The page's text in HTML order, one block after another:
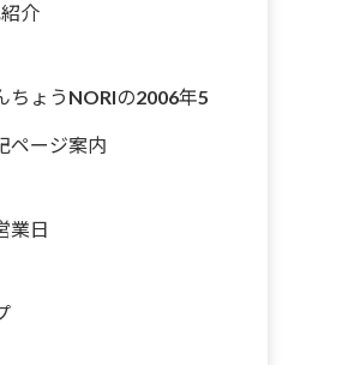
介
ちょうNORIの2006年5
ページ案内
業日